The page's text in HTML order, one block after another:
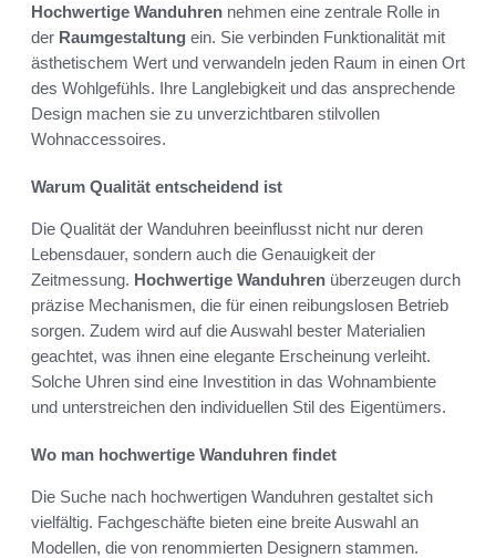
Hochwertige Wanduhren nehmen eine zentrale Rolle in
der Raumgestaltung ein. Sie verbinden Funktionalität mit
ästhetischem Wert und verwandeln jeden Raum in einen Ort
des Wohlgefühls. Ihre Langlebigkeit und das ansprechende
Design machen sie zu unverzichtbaren stilvollen
Wohnaccessoires.
Warum Qualität entscheidend ist
Die Qualität der Wanduhren beeinflusst nicht nur deren
Lebensdauer, sondern auch die Genauigkeit der
Zeitmessung. Hochwertige Wanduhren überzeugen durch
präzise Mechanismen, die für einen reibungslosen Betrieb
sorgen. Zudem wird auf die Auswahl bester Materialien
geachtet, was ihnen eine elegante Erscheinung verleiht.
Solche Uhren sind eine Investition in das Wohnambiente
und unterstreichen den individuellen Stil des Eigentümers.
Wo man hochwertige Wanduhren findet
Die Suche nach hochwertigen Wanduhren gestaltet sich
vielfältig. Fachgeschäfte bieten eine breite Auswahl an
Modellen, die von renommierten Designern stammen.